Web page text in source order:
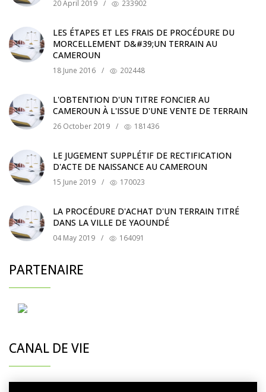
20 April 2019 / 233902
LES ÉTAPES ET LES FRAIS DE PROCÉDURE DU
MORCELLEMENT D&#39;UN TERRAIN AU
CAMEROUN
18 June 2016 / 202448
L'OBTENTION D'UN TITRE FONCIER AU
CAMEROUN À L'ISSUE D'UNE VENTE DE TERRAIN
26 October 2019 / 181436
LE JUGEMENT SUPPLÉTIF DE RECTIFICATION
D'ACTE DE NAISSANCE AU CAMEROUN
15 June 2019 / 170023
LA PROCÉDURE D'ACHAT D'UN TERRAIN TITRÉ
DANS LA VILLE DE YAOUNDÉ
04 May 2019 / 164091
PARTENAIRE
CANAL DE VIE